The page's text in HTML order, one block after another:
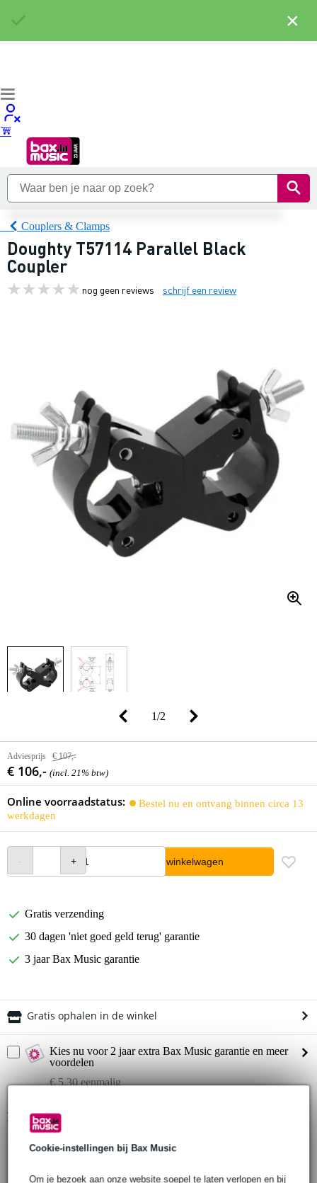
Cookie-instellingen bij Bax Music
Om je bezoek aan onze website soepel te laten verlopen en bij
Couplers & Clamps
Doughty T57114 Parallel Black
Coupler
nog geen reviews schrijf een review
1/2
Adviesprijs € 107,-
€ 106,- (incl. 21% btw)
Online voorraadstatus:
Bestel nu en ontvang binnen circa 13
werkdagen
In winkelwagen
Gratis verzending
30 dagen 'niet goed geld terug' garantie
3 jaar Bax Music garantie
Gratis ophalen in de winkel
Kies nu voor 2 jaar extra Bax Music garantie en meer
voordelen
€ 5,30 eenmalig
Productinformatie
aantal producten in doos: 2
kleur: zwart
×